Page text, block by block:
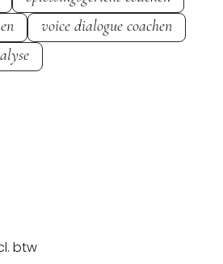
voice dialogue coachen
btw